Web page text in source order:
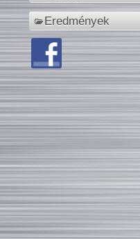
Eredmények